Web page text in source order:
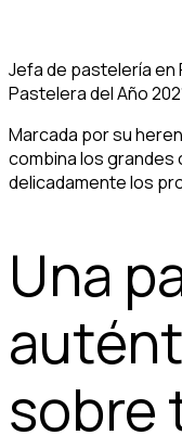
Jefa de pastelería en
Pastelera del Año
Marcada por su
combina los grandes
delicadamente los
Una
sobre